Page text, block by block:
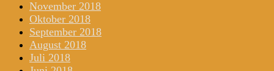
November 2018
Oktober 2018
September 2018
August 2018
Juli 2018